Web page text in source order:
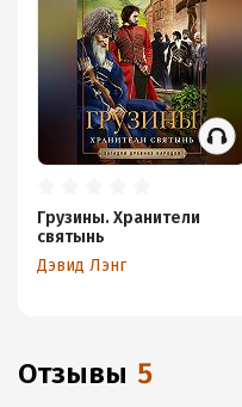
Грузины. Хранители
святынь
Дэвид Лэнг
Отзывы 5